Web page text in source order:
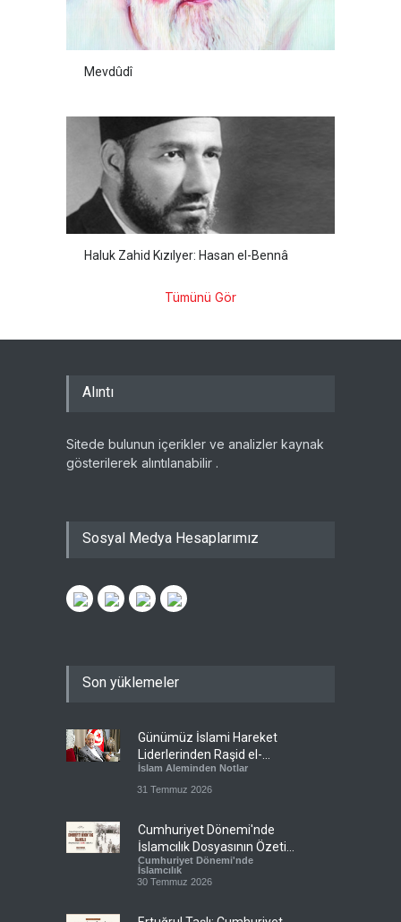
Mevdûdî
Haluk Zahid Kızılyer: Hasan el-Bennâ
Tümünü Gör
Alıntı
Sitede bulunun içerikler ve analizler kaynak
gösterilerek alıntılanabilir .
Sosyal Medya Hesaplarımız
Son yüklemeler
Günümüz İslami Hareket
Liderlerinden Raşid el-
Gannuşi’ye Seküler Faşizmin
Zindanlarında Ağır Tecrit
İslam Aleminden Notlar
31 Temmuz 2026
Cumhuriyet Dönemi'nde
İslamcılık Dosyasının Özeti
Sizlerle!
Cumhuriyet Dönemi'nde
İslamcılık
30 Temmuz 2026